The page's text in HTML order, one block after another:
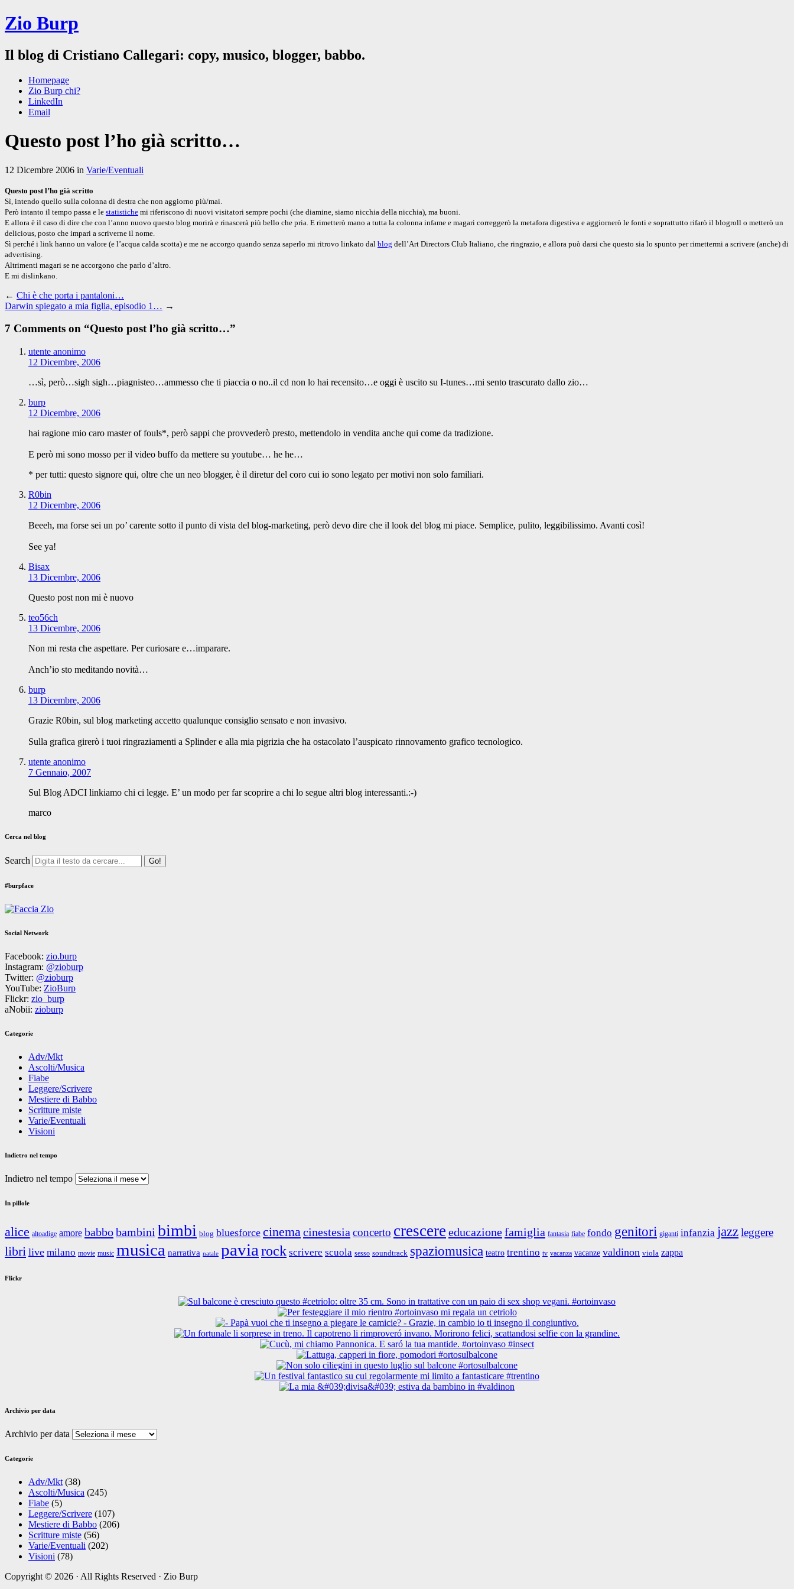
Zio Burp
Il blog di Cristiano Callegari: copy, musico, blogger, babbo.
Homepage
Zio Burp chi?
LinkedIn
Email
Questo post l’ho già scritto…
12 Dicembre 2006 in Varie/Eventuali
Questo post l’ho già scritto
Sì, intendo quello sulla colonna di destra che non aggiorno più/mai.
Però intanto il tempo passa e le statistiche mi riferiscono di nuovi visitatori sempre pochi (che diamine, siamo nicchia della nicchia), ma buoni.
E allora è il caso di dire che con l’anno nuovo questo blog morirà e rinascerà più bello che pria. E rimetterò mano a tutta la colonna infame e magari correggerò la metafora digestiva e aggiornerò le fonti e soprattutto rifarò il blogroll o metterò un
delicious, posto che impari a scriverne il nome.
Sì perché i link hanno un valore (e l’acqua calda scotta) e me ne accorgo quando senza saperlo mi ritrovo linkato dal blog dell’Art Directors Club Italiano, che ringrazio, e allora può darsi che questo sia lo spunto per rimettermi a scrivere (anche) di
advertising.
Altrimenti magari se ne accorgono che parlo d’altro.
E mi dislinkano.
← Chi è che porta i pantaloni…
Darwin spiegato a mia figlia, episodio 1… →
7 Comments on “Questo post l’ho già scritto…”
utente anonimo
12 Dicembre, 2006
…sì, però…sigh sigh…piagnisteo…ammesso che ti piaccia o no..il cd non lo hai recensito…e oggi è uscito su I-tunes…mi sento trascurato dallo zio…
burp
12 Dicembre, 2006
hai ragione mio caro master of fouls*, però sappi che provvederò presto, mettendolo in vendita anche qui come da tradizione.
E però mi sono mosso per il video buffo da mettere su youtube… he he…
* per tutti: questo signore qui, oltre che un neo blogger, è il diretur del coro cui io sono legato per motivi non solo familiari.
R0bin
12 Dicembre, 2006
Beeeh, ma forse sei un po’ carente sotto il punto di vista del blog-marketing, però devo dire che il look del blog mi piace. Semplice, pulito, leggibilissimo. Avanti così!
See ya!
Bisax
13 Dicembre, 2006
Questo post non mi è nuovo
teo56ch
13 Dicembre, 2006
Non mi resta che aspettare. Per curiosare e…imparare.
Anch’io sto meditando novità…
burp
13 Dicembre, 2006
Grazie R0bin, sul blog marketing accetto qualunque consiglio sensato e non invasivo.
Sulla grafica girerò i tuoi ringraziamenti a Splinder e alla mia pigrizia che ha ostacolato l’auspicato rinnovamento grafico tecnologico.
utente anonimo
7 Gennaio, 2007
Sul Blog ADCI linkiamo chi ci legge. E’ un modo per far scoprire a chi lo segue altri blog interessanti.:-)
marco
Cerca nel blog
Search
#burpface
Social Network
Facebook: zio.burp
Instagram: @zioburp
Twitter: @zioburp
YouTube: ZioBurp
Flickr: zio_burp
aNobii: zioburp
Categorie
Adv/Mkt
Ascolti/Musica
Fiabe
Leggere/Scrivere
Mestiere di Babbo
Scritture miste
Varie/Eventuali
Visioni
Indietro nel tempo
Indietro nel tempo
In pillole
alice altoadige amore babbobambini bimbi blog bluesforce cinema cinestesia concerto crescere educazionefamiglia fantasia fiabe fondo genitori giganti infanzia jazzleggere
libri live milano movie music musica narrativa natale pavia rock scrivere scuola sesso soundtrack spaziomusica teatro trentino tv vacanza vacanze valdinon viola zappa
Flickr
Archivio per data
Archivio per data
Categorie
Adv/Mkt (38)
Ascolti/Musica (245)
Fiabe (5)
Leggere/Scrivere (107)
Mestiere di Babbo (206)
Scritture miste (56)
Varie/Eventuali (202)
Visioni (78)
Copyright © 2026 · All Rights Reserved · Zio Burp